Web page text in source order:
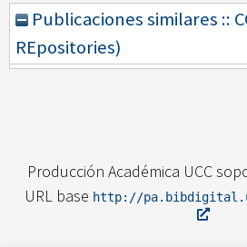
Publicaciones similares ::
REpositories)
Producción Académica UCC
URL base http://